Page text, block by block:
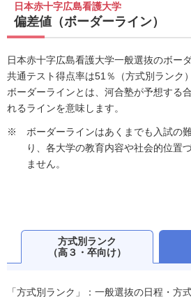
日本赤十字広島看護大学
偏差値（ボーダーライン）
日本赤十字広島看護大学一般選抜のボー
共通テスト得点率は51％（方式別ランク
ボーダーラインとは、河合塾が予想する
れるラインを意味します。
ボーダーラインはあくまでも入試の
り、各大学の教育内容や社会的位置
ません。
方式別ランク
（高３・卒向け）
「方式別ランク」：一般選抜の日程・方